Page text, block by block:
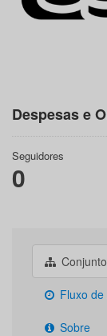
Despesas e
Seguidores
0
Fluxo
Sobre